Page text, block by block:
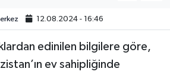
12.08.2024 - 16:46
edinilen bilgilere göre,
ev sahipliğinde